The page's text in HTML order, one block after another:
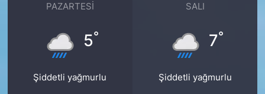
PAZARTESI
5°
Şiddetli yağmurlu
SALI
7°
Şiddetli yağmurlu